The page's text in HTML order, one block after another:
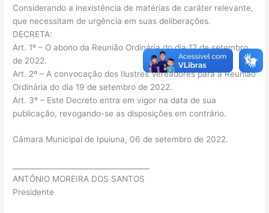
Considerando a inexistência de matérias de caráter relevante,
que necessitam de urgência em suas deliberações.
DECRETA:
Art. 1º – O abono da Reunião Ordinária do dia 12 de setembro
de 2022.
Art. 2º – A convocação dos Ilustres Vereadores para a Reunião
Ordinária do dia 19 de setembro de 2022.
Art. 3º – Este Decreto entra em vigor na data de sua
publicação, revogando-se as disposições em contrário.
Câmara Municipal de Ipuiuna, 06 de setembro de 2022.
ANTÔNIO MOREIRA DOS SANTOS
Presidente